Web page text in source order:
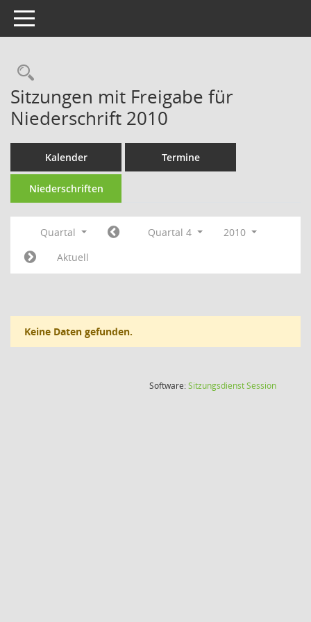
Toggle navigation
Rechercheauswahl
Sitzungen mit Freigabe für
Niederschrift 2010
Kalender Termine
Niederschriften
Quartal Quartal 4
2010
Aktuell
Keine Daten gefunden.
Software:SitzungsdienstSession(Wird in